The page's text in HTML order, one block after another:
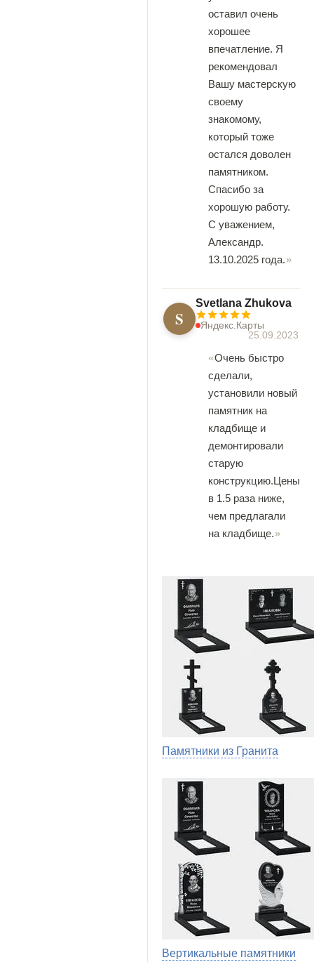
оставил очень
хорошее
впечатление. Я
рекомендовал
Вашу мастерскую
своему
знакомому,
который тоже
остался доволен
памятником.
Спасибо за
хорошую работу.
С уважением,
Александр.
13.10.2025 года.
S
Svetlana Zhukova
Яндекс.Карты
25.09.2023
Очень быстро
сделали,
установили новый
памятник на
кладбище и
демонтировали
старую
конструкцию.Цены
в 1.5 раза ниже,
чем предлагали
на кладбище.
Памятники из Гранита
Вертикальные памятники